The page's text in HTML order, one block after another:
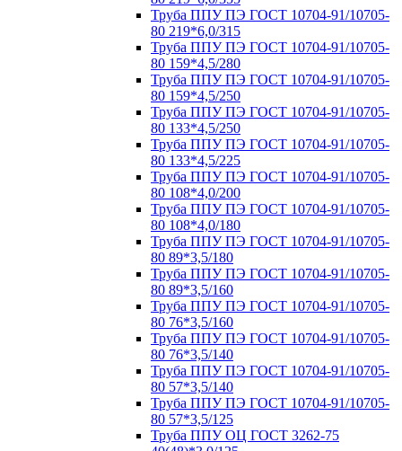
Труба ППУ ПЭ ГОСТ 10704-91/10705-
80 219*6,0/315
Труба ППУ ПЭ ГОСТ 10704-91/10705-
80 159*4,5/280
Труба ППУ ПЭ ГОСТ 10704-91/10705-
80 159*4,5/250
Труба ППУ ПЭ ГОСТ 10704-91/10705-
80 133*4,5/250
Труба ППУ ПЭ ГОСТ 10704-91/10705-
80 133*4,5/225
Труба ППУ ПЭ ГОСТ 10704-91/10705-
80 108*4,0/200
Труба ППУ ПЭ ГОСТ 10704-91/10705-
80 108*4,0/180
Труба ППУ ПЭ ГОСТ 10704-91/10705-
80 89*3,5/180
Труба ППУ ПЭ ГОСТ 10704-91/10705-
80 89*3,5/160
Труба ППУ ПЭ ГОСТ 10704-91/10705-
80 76*3,5/160
Труба ППУ ПЭ ГОСТ 10704-91/10705-
80 76*3,5/140
Труба ППУ ПЭ ГОСТ 10704-91/10705-
80 57*3,5/140
Труба ППУ ПЭ ГОСТ 10704-91/10705-
80 57*3,5/125
Труба ППУ ОЦ ГОСТ 3262-75